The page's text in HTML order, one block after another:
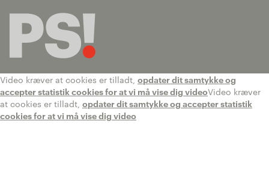
Video kræver at cookies er tilladt, opdater dit samtykke og
accepter statistik cookies for at vi må vise dig videoVideo kræver
at cookies er tilladt, opdater dit samtykke og accepter statistik
cookies for at vi må vise dig video